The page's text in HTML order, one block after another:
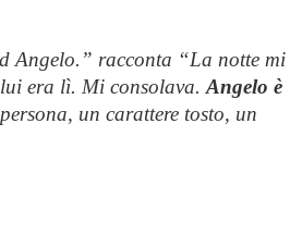
Angelo.” racconta “La notte mi
lui era lì. Mi consolava.Angelo è
un carattere tosto, un